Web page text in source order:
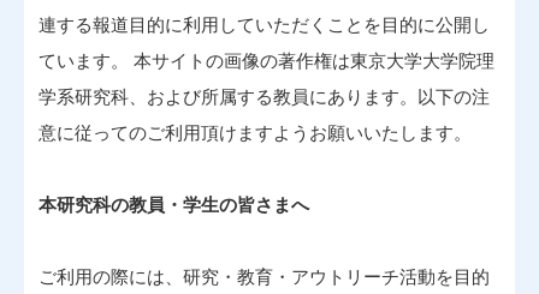
連する報道目的に利用していただくことを目的に公開し
ています。 本サイトの画像の著作権は東京大学大学院理
学系研究科、および所属する教員にあります。以下の注
意に従ってのご利用頂けますようお願いいたします。
本研究科の教員・学生の皆さまへ
ご利用の際には、研究・教育・アウトリーチ活動を目的